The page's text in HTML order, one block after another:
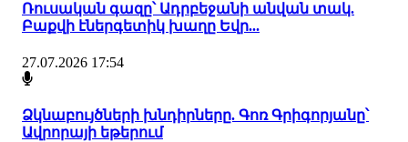
Ռուսական գազը՝ Ադրբեջանի անվան տակ.
Բաքվի էներգետիկ խաղը Եվր...
27.07.2026 17:54
Ձկնաբույծների խնդիրները. Գոռ Գրիգորյանը՝
Ավրորայի եթերում